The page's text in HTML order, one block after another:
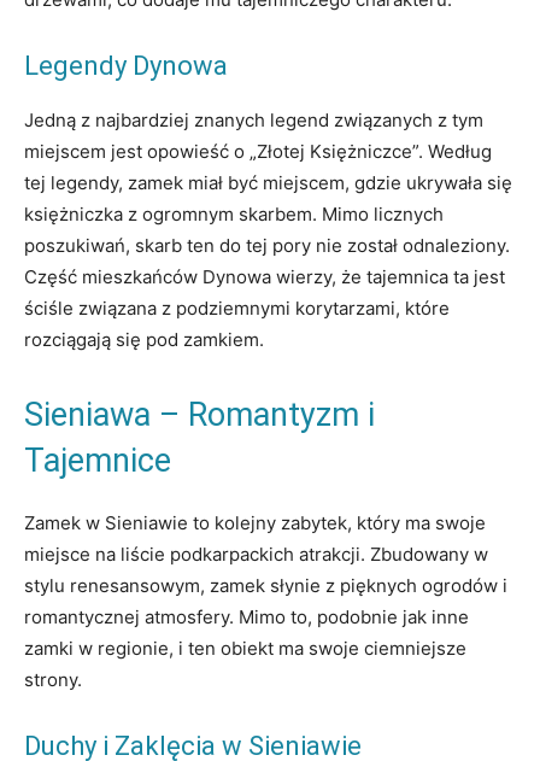
Legendy Dynowa
Jedną z najbardziej znanych legend związanych z tym
miejscem jest opowieść o „Złotej Księżniczce”. Według
tej legendy, zamek miał być miejscem, gdzie ukrywała się
księżniczka z ogromnym skarbem. Mimo licznych
poszukiwań, skarb ten do tej pory nie został odnaleziony.
Część mieszkańców Dynowa wierzy, że tajemnica ta jest
ściśle związana z podziemnymi korytarzami, które
rozciągają się pod zamkiem.
Sieniawa – Romantyzm i
Tajemnice
Zamek w Sieniawie to kolejny zabytek, który ma swoje
miejsce na liście podkarpackich atrakcji. Zbudowany w
stylu renesansowym, zamek słynie z pięknych ogrodów i
romantycznej atmosfery. Mimo to, podobnie jak inne
zamki w regionie, i ten obiekt ma swoje ciemniejsze
strony.
Duchy i Zaklęcia w Sieniawie